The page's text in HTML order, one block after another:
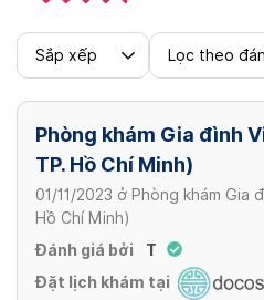
220,000 - 380,000
VT nhiễm trùng từ 15-
trí /Wound Care: 15-
or many locations
320,000 - 580,000
Tiêm insulin và hướng
insulin trong 7 ngày /
instruction using
750,000 - 1,650,000
Sonde tiểu / Urinary tube
170,000 - 280,000
Sắp xếp Lọc theo
Phòng khám Gia đình
TP. Hồ Chí Minh)
01/11/2023 ở Phòng khám Gia
Hồ Chí Minh)
Đánh giá bởi
T
Đặt lịch khám tại